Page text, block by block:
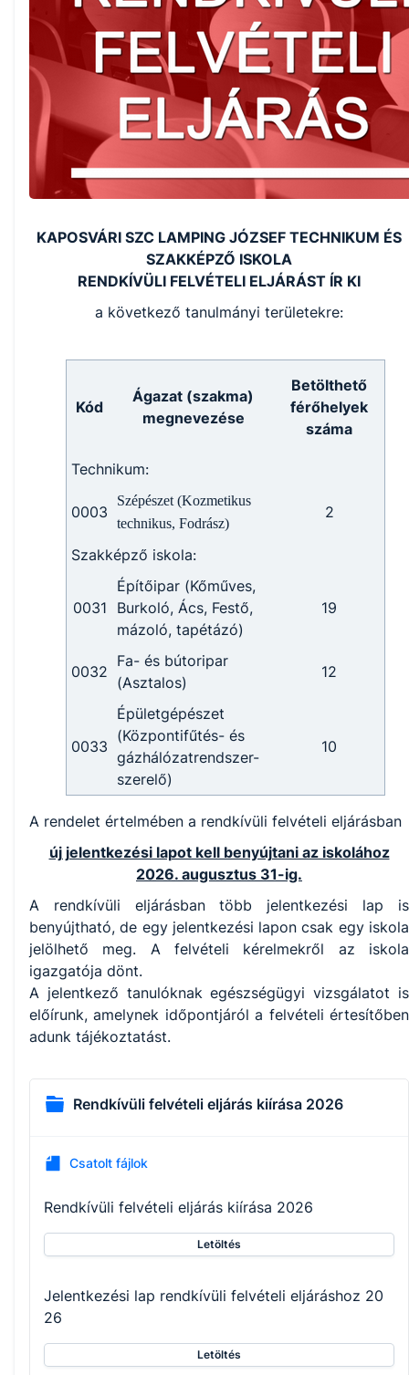
KAPOSVÁRI SZC LAMPING JÓZSEF TECHNIKUM ÉS
SZAKKÉPZŐ ISKOLA
RENDKÍVÜLI FELVÉTELI ELJÁRÁST ÍR KI
a következő tanulmányi területekre:
Kód
Ágazat (szakma)
megnevezése
Betölthető
férőhelyek
száma
Technikum:
0003
Szépészet (Kozmetikus
technikus, Fodrász)
2
Szakképző iskola:
0031
Építőipar (Kőműves,
Burkoló, Ács, Festő,
mázoló, tapétázó)
19
0032
Fa- és bútoripar
(Asztalos)
12
0033
Épületgépészet
(Központifűtés- és
gázhálózatrendszer-
szerelő)
10
A rendelet értelmében a rendkívüli felvételi eljárásban
új jelentkezési lapot kell benyújtani az iskolához
2026. augusztus 31-ig.
A rendkívüli eljárásban több jelentkezési lap is
benyújtható, de egy jelentkezési lapon csak egy iskola
jelölhető meg. A felvételi kérelmekről az iskola
igazgatója dönt.
A jelentkező tanulóknak egészségügyi vizsgálatot is
előírunk, amelynek időpontjáról a felvételi értesítőben
adunk tájékoztatást.
Rendkívüli felvételi eljárás kiírása 2026
Csatolt fájlok
Rendkívüli felvételi eljárás kiírása 2026
Letöltés
Jelentkezési lap rendkívüli felvételi eljáráshoz 20
26
Letöltés